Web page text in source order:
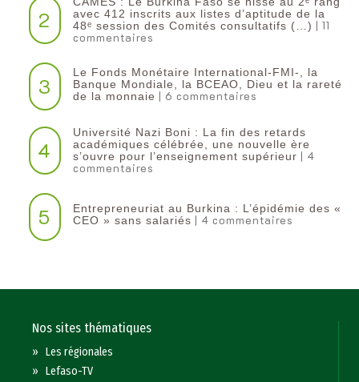
2
avec 412 inscrits aux listes d’aptitude de la
48ᵉ session des Comités consultatifs (…) | 11
commentaires
3
Le Fonds Monétaire International-FMI-, la
Banque Mondiale, la BCEAO, Dieu et la rareté
de la monnaie | 6 commentaires
4
Université Nazi Boni : La fin des retards
académiques célébrée, une nouvelle ère
s’ouvre pour l’enseignement supérieur | 4
commentaires
5
Entrepreneuriat au Burkina : L’épidémie des «
CEO » sans salariés | 4 commentaires
Nos sites thématiques
»Les régionales
»Lefaso-TV